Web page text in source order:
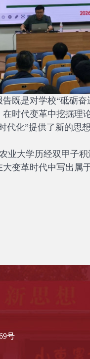
既是对学校“砥砺
时代变革中挖掘理
代化”提供了新的
大学历经双甲子
变革时代中写出属
号